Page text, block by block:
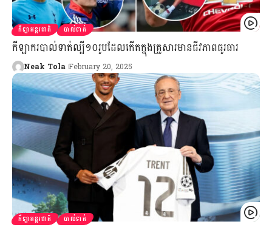
កីឡាអន្តរជាតិ បាល់ទាត់
កីឡាករបាល់ទាត់ល្បី១០រូបដែលកើតក្នុងគ្រួសារមានជីវភាពធូរធារ
Neak Tola February 20, 2025
កីឡាអន្តរជាតិ បាល់ទាត់